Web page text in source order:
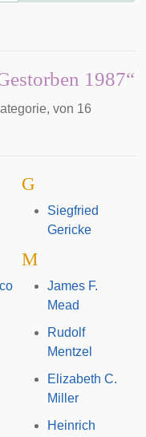
1987“
von 16
G
Siegfried
Gericke
M
James F.
Mead
Rudolf
Mentzel
Elizabeth C.
Miller
Heinrich